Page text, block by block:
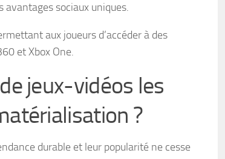
sociaux uniques.
aux joueurs d’accéder à des
et Xbox One.
jeux-vidéos les
?
durable et leur popularité ne cesse